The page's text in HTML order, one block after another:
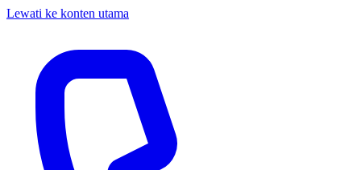
Lewati ke konten utama